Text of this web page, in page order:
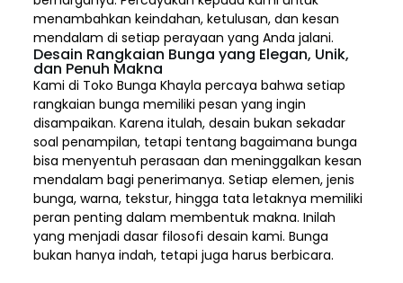
menambahkan keindahan, ketulusan, dan kesan
mendalam di setiap perayaan yang Anda jalani.
Desain Rangkaian Bunga yang Elegan, Unik,
dan Penuh Makna
Kami di Toko Bunga Khayla percaya bahwa setiap
rangkaian bunga memiliki pesan yang ingin
disampaikan. Karena itulah, desain bukan sekadar
soal penampilan, tetapi tentang bagaimana bunga
bisa menyentuh perasaan dan meninggalkan kesan
mendalam bagi penerimanya. Setiap elemen, jenis
bunga, warna, tekstur, hingga tata letaknya memiliki
peran penting dalam membentuk makna. Inilah
yang menjadi dasar filosofi desain kami. Bunga
bukan hanya indah, tetapi juga harus berbicara.